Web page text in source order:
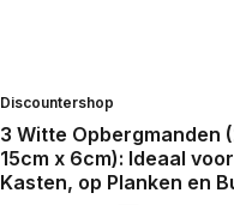
Discountershop
3 Witte Opbergmanden
15cm x 6cm): Ideaal
Kasten, op Planken en